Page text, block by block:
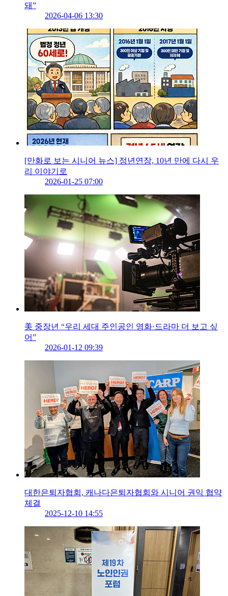
돼”
2026-04-06 13:30
[만화로 보는 시니어 뉴스] 정년연장, 10년 만에 다시 우
리 이야기로
2026-01-25 07:00
美 중장년 “우리 세대 주인공인 영화·드라마 더 보고 싶
어”
2026-01-12 09:39
대한은퇴자협회, 캐나다은퇴자협회와 시니어 권익 협약
체결
2025-12-10 14:55